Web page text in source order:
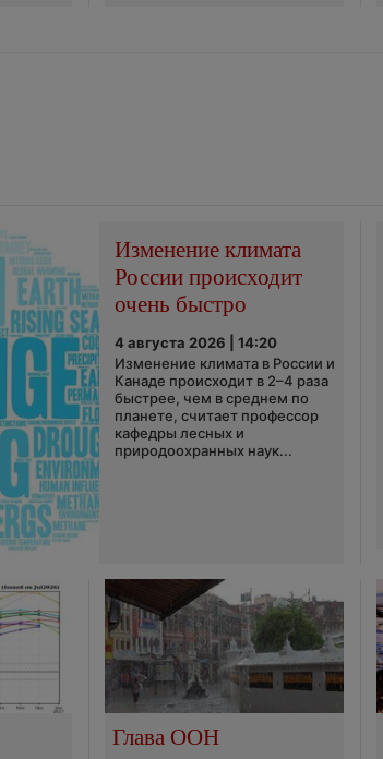
Изменение климата
России происходит
очень быстро
4 августа 2026 | 14:20
Изменение климата в России и
Канаде происходит в 2–4 раза
быстрее, чем в среднем по
планете, считает профессор
кафедры лесных и
природоохранных наук...
Глава ООН